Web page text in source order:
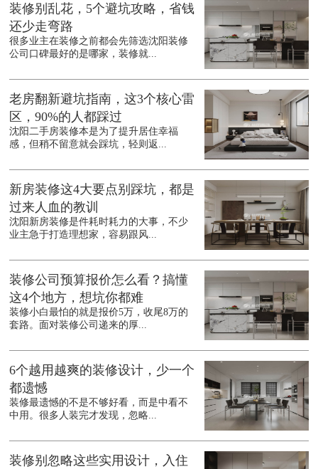
装修别乱花，5个避坑攻略，省钱
还少走弯路
很多业主在装修之前都会先筛选沈阳装修
公司口碑最好的是哪家，装修就...
老房翻新避坑指南，这3个核心雷
区，90%的人都踩过
沈阳二手房装修本是为了提升居住幸福
感，但稍不留意就会踩坑，轻则返...
新房装修这4大要点别踩坑，都是
过来人血的教训
沈阳新房装修是件耗时耗力的大事，不少
业主急于打造理想家，容易跟风...
装修公司预算报价怎么看？搞懂
这4个地方，想坑你都难
装修小白最怕的就是报价5万，收尾8万的
套路。面对装修公司递来的厚...
6个越用越爽的装修设计，少一个
都遗憾
装修最遗憾的不是不够好看，而是中看不
中用。很多人装完才发现，忽略...
装修别忽略这些实用设计，入住